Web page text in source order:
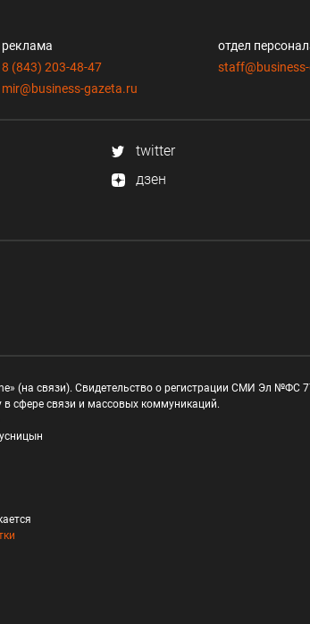
реклама
8 (843) 203-48-47
mir@business-gazeta.ru
отдел
twitter
дзен
(на связи). Свидетельство о регистрации СМИ Эл №ФС
сфере связи и массовых коммуникаций.